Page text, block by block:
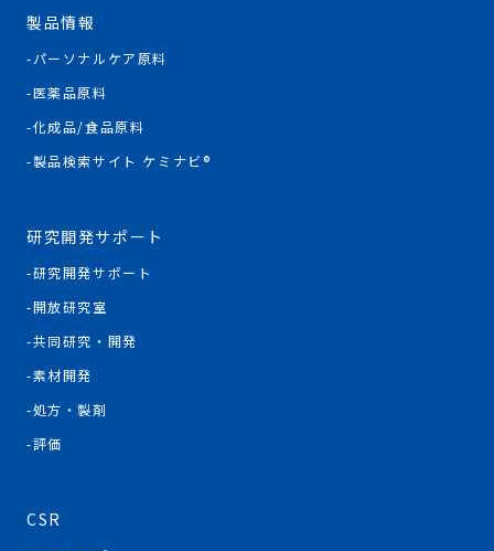
製品情報
パーソナルケア原料
医薬品原料
化成品/食品原料
製品検索サイト ケミナビ®
研究開発サポート
研究開発サポート
開放研究室
共同研究・開発
素材開発
処方・製剤
評価
CSR